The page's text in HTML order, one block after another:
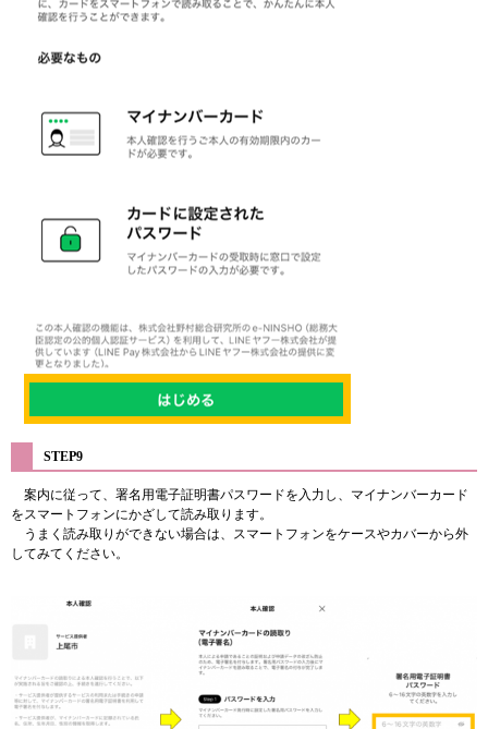
STEP9
案内に従って、署名用電子証明書パスワードを入力し、マイナンバーカード
をスマートフォンにかざして読み取ります。
うまく読み取りができない場合は、スマートフォンをケースやカバーから外
してみてください。